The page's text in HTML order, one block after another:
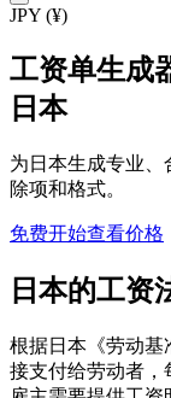
JPY (¥)
工资单生成
日本
为日本生成专业、
除项和格式。
免费开始查看价格
日本的工资
根据日本《劳动基
接支付给劳动者，